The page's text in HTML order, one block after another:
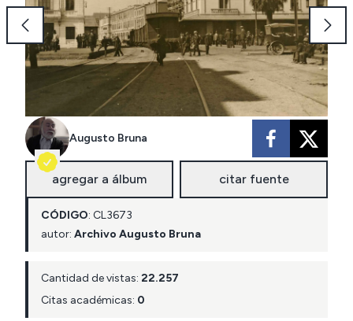
Augusto Bruna
agregar a álbum citar fuente
CÓDIGO: CL3673
autor: Archivo Augusto Bruna
Cantidad de vistas: 22.257
Citas académicas: 0